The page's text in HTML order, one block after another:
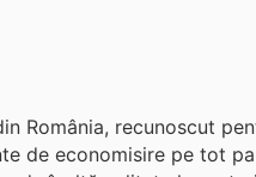
România, recunoscut
de economisire pe tot